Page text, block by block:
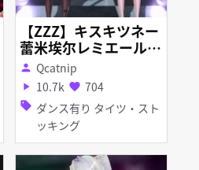
【ZZZ】キスキツネー
蕾米埃尔レミエール 1
080P
person Qcatnip
play_arrow 10.7k favorite 704
sell ダンス有り タイツ・スト
ッキング